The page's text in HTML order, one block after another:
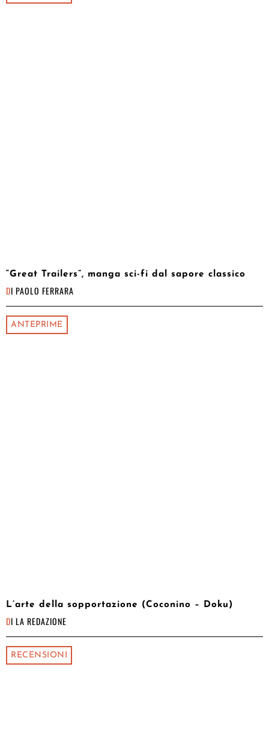
“Great Trailers”, manga sci-fi dal sapore classico
DI PAOLO FERRARA
ANTEPRIME
L’arte della sopportazione (Coconino – Doku)
DI LA REDAZIONE
RECENSIONI